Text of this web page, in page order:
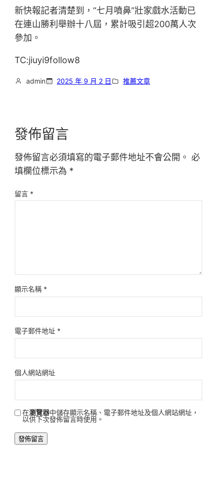
新快報記者清楚到，“七月噴鼻”壯家戲水活動已
在連山勝利舉辦十八屆，累計吸引超200萬人次
參加。
TC:jiuyi9follow8
admin 2025 年 9 月 2 日 推薦文章
發佈留言
發佈留言必須填寫的電子郵件地址不會公開。 必
填欄位標示為 *
留言 *
顯示名稱 *
電子郵件地址 *
個人網站網址
在瀏覽器中儲存顯示名稱、電子郵件地址及個人網站網址，
以供下次發佈留言時使用。